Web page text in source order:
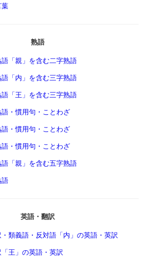
葉
熟語
語 「親」を含む二字熟語
語 「内」を含む三字熟語
語 「王」を含む三字熟語
語・慣用句・ことわざ
語・慣用句・ことわざ
語・慣用句・ことわざ
語 「親」を含む五字熟語
語
英語・翻訳
・類義語・反対語 「内」の英語・英訳
「王」の英語・英訳